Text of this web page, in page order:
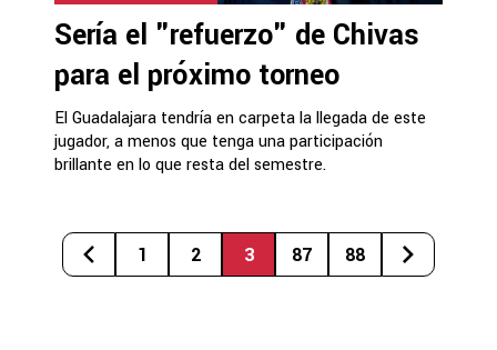
Sería el "refuerzo" de Chivas
para el próximo torneo
El Guadalajara tendría en carpeta la llegada de este
jugador, a menos que tenga una participación
brillante en lo que resta del semestre.
1 2 3 87 88